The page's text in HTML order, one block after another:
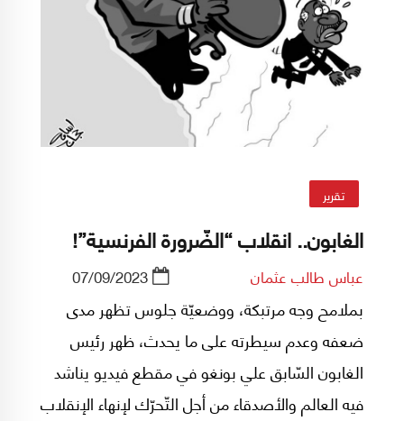
تقرير
الغابون.. انقلاب “الضّرورة الفرنسية”!
عباس طالب عثمان 07/09/2023
بملامح وجه مرتبكة، ووضعيّة جلوس تظهر مدى
ضعفه وعدم سيطرته على ما يحدث، ظهر رئيس
الغابون السّابق علي بونغو في مقطع فيديو يناشد
فيه العالم والأصدقاء من أجل التّحرّك لإنهاء الإنقلاب